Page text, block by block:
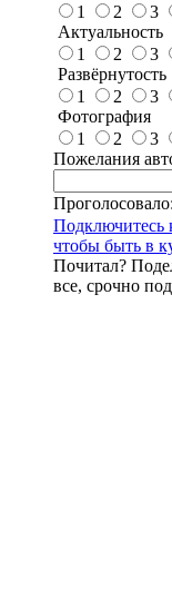
1
2 3
Актуальность
1
2 3
Развёрнутость
1
2 3
Фотография
1
2 3
Пожелания
Проголосовало:
Подключитесь
чтобы быть в
Почитал?
все, срочно